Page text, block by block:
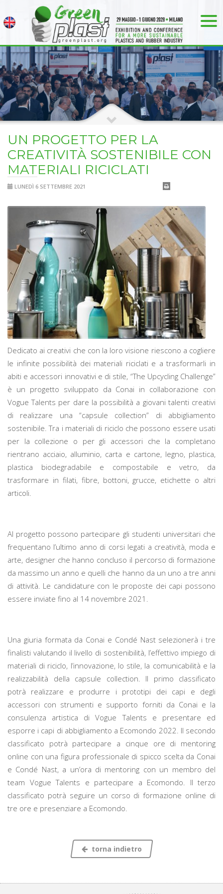
UN PROGETTO PER LA
CREATIVITÀ SOSTENIBILE CON
MATERIALI RICICLATI
LUNEDÌ 6 SETTEMBRE 2021
Dedicato ai creativi che con la loro visione riescono a cogliere
le infinite possibilità dei materiali riciclati e a trasformarli in
abiti e accessori innovativi e di stile, “The Upcycling Challenge”
è un progetto sviluppato da Conai in collaborazione con
Vogue Talents per dare la possibilità a giovani talenti creativi
di realizzare una “capsule collection” di abbigliamento
sostenibile. Tra i materiali di riciclo che possono essere usati
per la collezione o per gli accessori che la completano
rientrano acciaio, alluminio, carta e cartone, legno, plastica,
plastica biodegradabile e compostabile e vetro, da
trasformare in filati, fibre, bottoni, grucce, etichette o altri
articoli.
Al progetto possono partecipare gli studenti universitari che
frequentano l’ultimo anno di corsi legati a creatività, moda e
arte, designer che hanno concluso il percorso di formazione
da massimo un anno e quelli che hanno da un uno a tre anni
di attività. Le candidature con le proposte dei capi possono
essere inviate fino al 14 novembre 2021.
Una giuria formata da Conai e Condé Nast selezionerà i tre
finalisti valutando il livello di sostenibilità, l’effettivo impiego di
materiali di riciclo, l’innovazione, lo stile, la comunicabilità e la
realizzabilità della capsule collection. Il primo classificato
potrà realizzare e produrre i prototipi dei capi e degli
accessori con strumenti e supporto forniti da Conai e la
consulenza artistica di Vogue Talents e presentare ed
esporre i capi di abbigliamento a Ecomondo 2022. Il secondo
classificato potrà partecipare a cinque ore di mentoring
online con una figura professionale di spicco scelta da Conai
e Condé Nast, a un’ora di mentoring con un membro del
team Vogue Talents e partecipare a Ecomondo. Il terzo
classificato potrà seguire un corso di formazione online di
tre ore e presenziare a Ecomondo.
torna indietro